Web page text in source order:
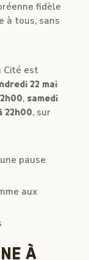
fidèle
à tous, sans
Cité est
22 mai
, samedi
22h00, sur
pause
aux
À